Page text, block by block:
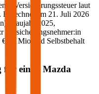
Versicherungssteuer laut
Berechnet am 21. Juli 2026
) , Baujahr 2025,
Versicherungsnehmer:in
€ 20 Mio und Selbstbehalt
für einen Mazda